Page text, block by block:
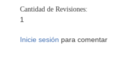
Cantidad de Revisiones:
1
Inicie sesión para comentar